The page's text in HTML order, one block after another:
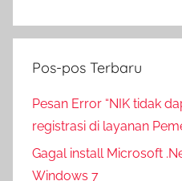
Pos-pos Terbaru
Pesan Error “NIK tidak
registrasi di layanan
Gagal install Microsoft
Windows 7